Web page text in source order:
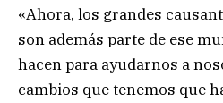
«Ahora, los grandes
son además parte de ese
hacen para ayudarnos a
cambios que tenemos que